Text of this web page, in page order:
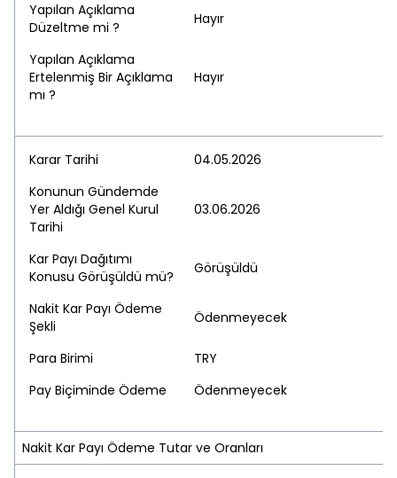
Yapılan Açıklama
Düzeltme mi ?
Hayır
Yapılan Açıklama
Ertelenmiş Bir Açıklama
mı ?
Hayır
Karar Tarihi
04.05.2026
Konunun Gündemde
Yer Aldığı Genel Kurul
Tarihi
03.06.2026
Kar Payı Dağıtımı
Konusu Görüşüldü mü?
Görüşüldü
Nakit Kar Payı Ödeme
Şekli
Ödenmeyecek
Para Birimi
TRY
Pay Biçiminde Ödeme
Ödenmeyecek
Nakit Kar Payı Ödeme Tutar ve Oranları